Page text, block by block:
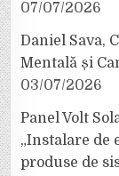
07/07/2026
Daniel Sava,
Mentală și
03/07/2026
Panel Volt
„Instalare de
produse de